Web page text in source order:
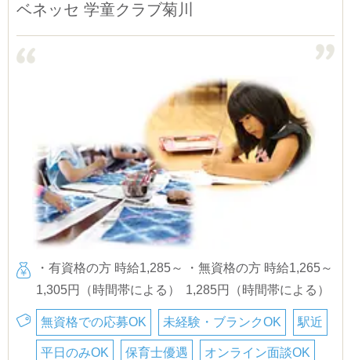
ベネッセ 学童クラブ菊川
・有資格の方 時給1,285～
1,305円（時間帯による）
・無資格の方 時給1,265～
1,285円（時間帯による）
無資格での応募OK 未経験・ブランクOK 駅近
平日のみOK 保育士優遇 オンライン面談OK